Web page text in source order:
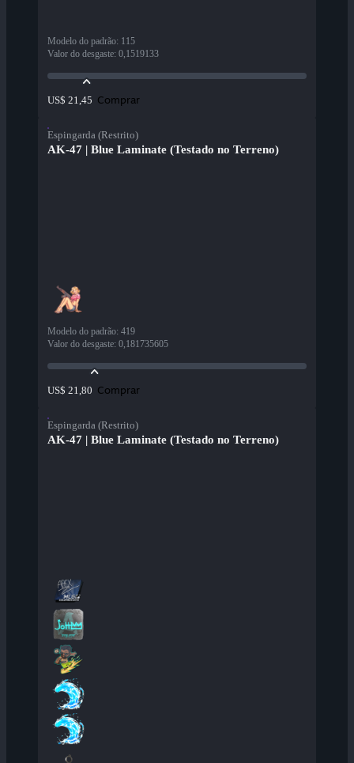
Modelo do padrão: 115
Valor do desgaste: 0,1519133
US$ 21,45 Comprar
Espingarda (Restrito)
AK-47 | Blue Laminate (Testado no Terreno)
Modelo do padrão: 419
Valor do desgaste: 0,181735605
US$ 21,80 Comprar
Espingarda (Restrito)
AK-47 | Blue Laminate (Testado no Terreno)